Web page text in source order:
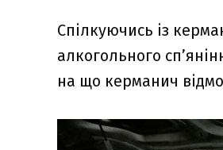
Спілкуючись із
алкогольного
на що керманич